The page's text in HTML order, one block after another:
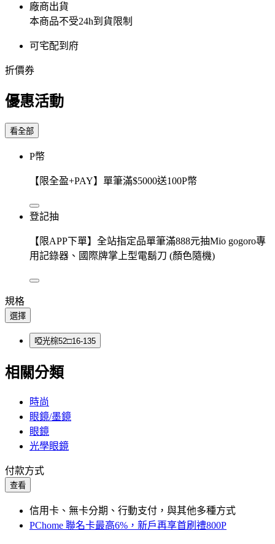
廠商出貨
本商品不受24h到貨限制
可宅配到府
折價券
優惠活動
看全部
P幣
【限全盈+PAY】單筆滿$5000送100P幣
登記抽
【限APP下單】全站指定品單筆滿888元抽Mio gogoro專
用記錄器、國際牌掌上型電鬍刀 (顏色隨機)
規格
選擇
啞光棕52□16-135
相關分類
時尚
眼鏡/墨鏡
眼鏡
光學眼鏡
付款方式
查看
信用卡、無卡分期、行動支付，與其他多種方式
PChome 聯名卡最高6%，新戶再享首刷禮800P